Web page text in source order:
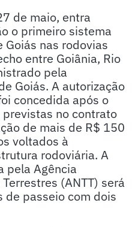
de maio, entra
o primeiro sistema
nas rodovias
entre Goiânia, Rio
pela
Goiás. A autorização
concedida após o
no contrato
de mais de R$ 150
voltados à
rodoviária. A
pela Agência
(ANTT) será
de passeio com dois